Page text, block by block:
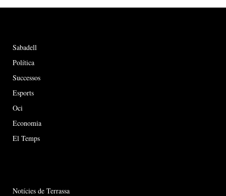
Sabadell
Política
Successos
Esports
Oci
Economia
El Temps
Notícies de Terrassa